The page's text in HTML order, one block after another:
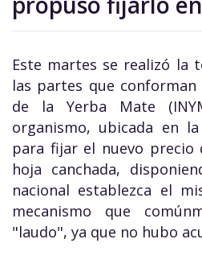
Este martes se realizó la
las partes que
de la Yerba Mate
organismo, ubicada en
para fijar el nuevo precio
hoja canchada,
nacional establezca el
mecanismo que
"laudo", ya que no hubo